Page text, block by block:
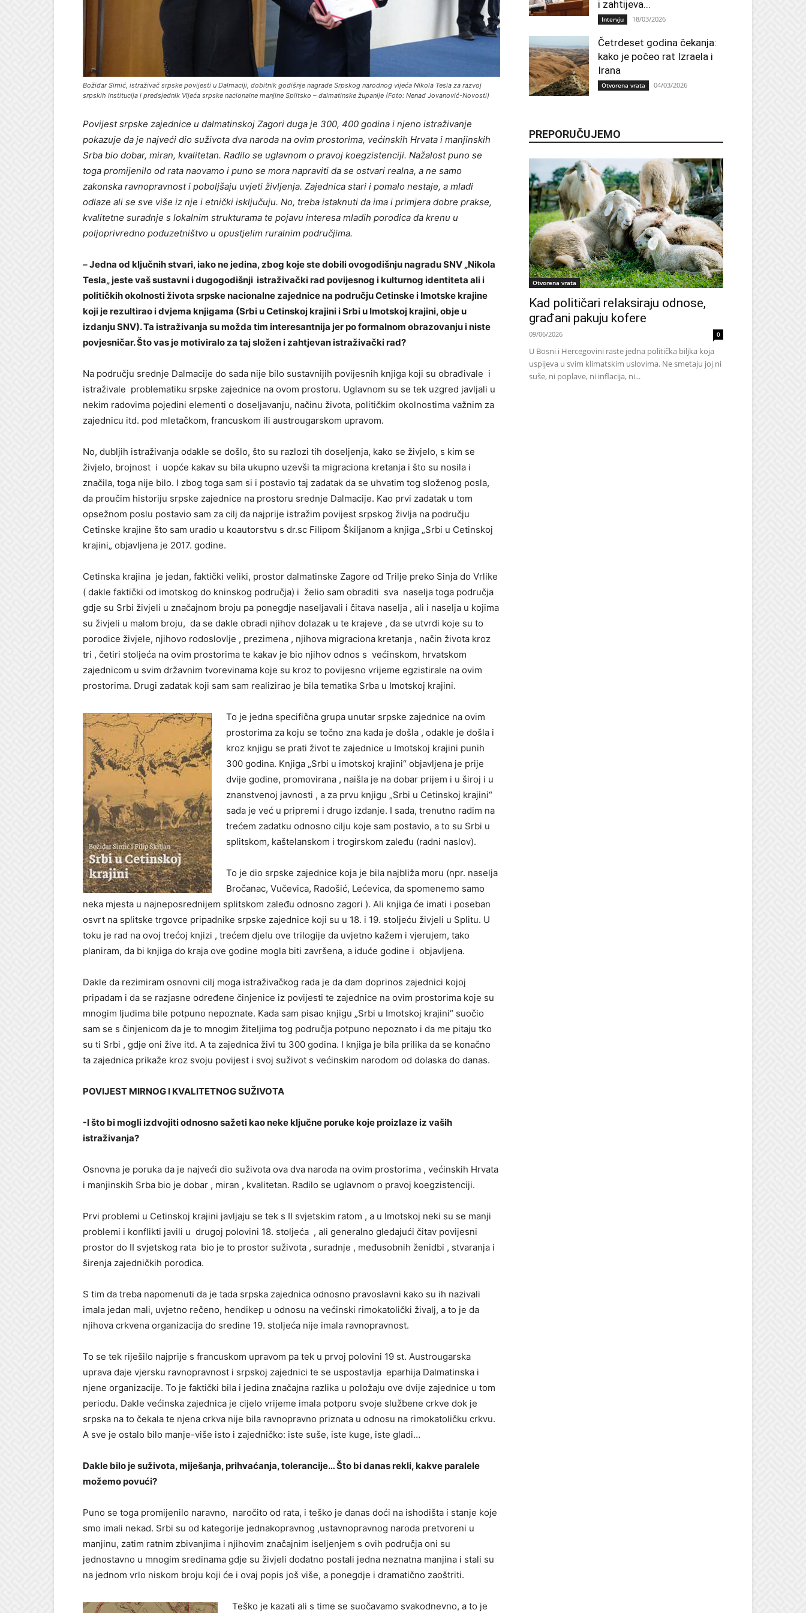
Božidar Simić, istraživač srpske povijesti u Dalmaciji, dobitnik godišnje nagrade Srpskog narodnog vijeća Nikola Tesla za razvoj
srpskih institucija i predsjednik Vijeća srpske nacionalne manjine Splitsko – dalmatinske županije (Foto: Nenad Jovanović-Novosti)
Povijest srpske zajednice u dalmatinskoj Zagori duga je 300, 400 godina i njeno istraživanje
pokazuje da je najveći dio suživota dva naroda na ovim prostorima, većinskih Hrvata i manjinskih
Srba bio dobar, miran, kvalitetan. Radilo se uglavnom o pravoj koegzistenciji. Nažalost puno se
toga promijenilo od rata naovamo i puno se mora napraviti da se ostvari realna, a ne samo
zakonska ravnopravnost i poboljšaju uvjeti življenja. Zajednica stari i pomalo nestaje, a mladi
odlaze ali se sve više iz nje i etnički isključuju. No, treba istaknuti da ima i primjera dobre prakse,
kvalitetne suradnje s lokalnim strukturama te pojavu interesa mladih porodica da krenu u
poljoprivredno poduzetništvo u opustjelim ruralnim područjima.
–Jedna od ključnih stvari, iako ne jedina, zbog koje ste dobili ovogodišnju nagradu SNV „Nikola
Tesla„ jeste vaš sustavni i dugogodišnji istraživački rad povijesnog i kulturnog identiteta ali i
političkih okolnosti života srpske nacionalne zajednice na području Cetinske i Imotske krajine
koji je rezultirao i dvjema knjigama (Srbi u Cetinskoj krajini i Srbi u Imotskoj krajini, obje u
izdanju SNV). Ta istraživanja su možda tim interesantnija jer po formalnom obrazovanju i niste
povjesničar. Što vas je motiviralo za taj složen i zahtjevan istraživački rad?
Na području srednje Dalmacije do sada nije bilo sustavnijih povijesnih knjiga koji su obrađivale i
istraživale problematiku srpske zajednice na ovom prostoru. Uglavnom su se tek uzgred javljali u
nekim radovima pojedini elementi o doseljavanju, načinu života, političkim okolnostima važnim za
zajednicu itd. pod mletačkom, francuskom ili austrougarskom upravom.
No, dubljih istraživanja odakle se došlo, što su razlozi tih doseljenja, kako se živjelo, s kim se
živjelo, brojnost i uopće kakav su bila ukupno uzevši ta migraciona kretanja i što su nosila i
značila, toga nije bilo. I zbog toga sam si i postavio taj zadatak da se uhvatim tog složenog posla,
da proučim historiju srpske zajednice na prostoru srednje Dalmacije. Kao prvi zadatak u tom
opsežnom poslu postavio sam za cilj da najprije istražim povijest srpskog življa na području
Cetinske krajine što sam uradio u koautorstvu s dr.sc Filipom Škiljanom a knjiga „Srbi u Cetinskoj
krajini„ objavljena je 2017. godine.
Cetinska krajina je jedan, faktički veliki, prostor dalmatinske Zagore od Trilje preko Sinja do Vrlike
( dakle faktički od imotskog do kninskog područja) i želio sam obraditi sva naselja toga područja
gdje su Srbi živjeli u značajnom broju pa ponegdje naseljavali i čitava naselja , ali i naselja u kojima
su živjeli u malom broju, da se dakle obradi njihov dolazak u te krajeve , da se utvrdi koje su to
porodice živjele, njihovo rodoslovlje , prezimena , njihova migraciona kretanja , način života kroz
tri , četiri stoljeća na ovim prostorima te kakav je bio njihov odnos s većinskom, hrvatskom
zajednicom u svim državnim tvorevinama koje su kroz to povijesno vrijeme egzistirale na ovim
prostorima. Drugi zadatak koji sam sam realizirao je bila tematika Srba u Imotskoj krajini.
To je jedna specifična grupa unutar srpske zajednice na ovim
prostorima za koju se točno zna kada je došla , odakle je došla i
kroz knjigu se prati život te zajednice u Imotskoj krajini punih
300 godina. Knjiga „Srbi u imotskoj krajini“ objavljena je prije
dvije godine, promovirana , naišla je na dobar prijem i u široj i u
znanstvenoj javnosti , a za prvu knjigu „Srbi u Cetinskoj krajini“
sada je već u pripremi i drugo izdanje. I sada, trenutno radim na
trećem zadatku odnosno cilju koje sam postavio, a to su Srbi u
splitskom, kaštelanskom i trogirskom zaleđu (radni naslov).
To je dio srpske zajednice koja je bila najbliža moru (npr. naselja
Bročanac, Vučevica, Radošić, Lećevica, da spomenemo samo
neka mjesta u najneposrednijem splitskom zaleđu odnosno zagori ). Ali knjiga će imati i poseban
osvrt na splitske trgovce pripadnike srpske zajednice koji su u 18. i 19. stoljeću živjeli u Splitu. U
toku je rad na ovoj trećoj knjizi , trećem djelu ove trilogije da uvjetno kažem i vjerujem, tako
planiram, da bi knjiga do kraja ove godine mogla biti završena, a iduće godine i objavljena.
Dakle da rezimiram osnovni cilj moga istraživačkog rada je da dam doprinos zajednici kojoj
pripadam i da se razjasne određene činjenice iz povijesti te zajednice na ovim prostorima koje su
mnogim ljudima bile potpuno nepoznate. Kada sam pisao knjigu „Srbi u Imotskoj krajini“ suočio
sam se s činjenicom da je to mnogim žiteljima tog područja potpuno nepoznato i da me pitaju tko
su ti Srbi , gdje oni žive itd. A ta zajednica živi tu 300 godina. I knjiga je bila prilika da se konačno
ta zajednica prikaže kroz svoju povijest i svoj suživot s većinskim narodom od dolaska do danas.
POVIJEST MIRNOG I KVALITETNOG SUŽIVOTA
-I što bi mogli izdvojiti odnosno sažeti kao neke ključne poruke koje proizlaze iz vaših
istraživanja?
Osnovna je poruka da je najveći dio suživota ova dva naroda na ovim prostorima , većinskih Hrvata
i manjinskih Srba bio je dobar , miran , kvalitetan. Radilo se uglavnom o pravoj koegzistenciji.
Prvi problemi u Cetinskoj krajini javljaju se tek s II svjetskim ratom , a u Imotskoj neki su se manji
problemi i konflikti javili u drugoj polovini 18. stoljeća , ali generalno gledajući čitav povijesni
prostor do II svjetskog rata bio je to prostor suživota , suradnje , međusobnih ženidbi , stvaranja i
širenja zajedničkih porodica.
S tim da treba napomenuti da je tada srpska zajednica odnosno pravoslavni kako su ih nazivali
imala jedan mali, uvjetno rečeno, hendikep u odnosu na većinski rimokatolički živalj, a to je da
njihova crkvena organizacija do sredine 19. stoljeća nije imala ravnopravnost.
To se tek riješilo najprije s francuskom upravom pa tek u prvoj polovini 19 st. Austrougarska
uprava daje vjersku ravnopravnost i srpskoj zajednici te se uspostavlja eparhija Dalmatinska i
njene organizacije. To je faktički bila i jedina značajna razlika u položaju ove dvije zajednice u tom
periodu. Dakle većinska zajednica je cijelo vrijeme imala potporu svoje službene crkve dok je
srpska na to čekala te njena crkva nije bila ravnopravno priznata u odnosu na rimokatoličku crkvu.
A sve je ostalo bilo manje-više isto i zajedničko: iste suše, iste kuge, iste gladi…
Dakle bilo je suživota, miješanja, prihvaćanja, tolerancije… Što bi danas rekli, kakve paralele
možemo povući?
Puno se toga promijenilo naravno, naročito od rata, i teško je danas doći na ishodišta i stanje koje
smo imali nekad. Srbi su od kategorije jednakopravnog ,ustavnopravnog naroda pretvoreni u
manjinu, zatim ratnim zbivanjima i njihovim značajnim iseljenjem s ovih područja oni su
jednostavno u mnogim sredinama gdje su živjeli dodatno postali jedna neznatna manjina i stali su
na jednom vrlo niskom broju koji će i ovaj popis još više, a ponegdje i dramatično zaoštriti.
Teško je kazati ali s time se suočavamo svakodnevno, a to je
i zahtijeva...
Intervju 18/03/2026
Četrdeset godina čekanja:
kako je počeo rat Izraela i
Irana
Otvorena vrata 04/03/2026
PREPORUČUJEMO
Otvorena vrata
Kad političari relaksiraju odnose,
građani pakuju kofere
09/06/2026 0
U Bosni i Hercegovini raste jedna politička biljka koja
uspijeva u svim klimatskim uslovima. Ne smetaju joj ni
suše, ni poplave, ni inflacija, ni...